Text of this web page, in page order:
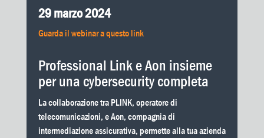
29 marzo 2024
Guarda il webinar a questo link
Professional Link e Aon insieme
per una cybersecurity completa
La collaborazione tra PLINK, operatore di
telecomunicazioni, e Aon, compagnia di
intermediazione assicurativa, permette alla tua azienda